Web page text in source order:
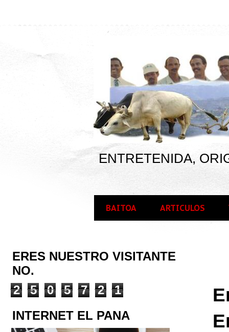
ENTRETENIDA,
BAITOA ARTICULOS
ERES NUESTRO VISITANTE
NO.
2
5 0 5 7 2
1
INTERNET EL PANA